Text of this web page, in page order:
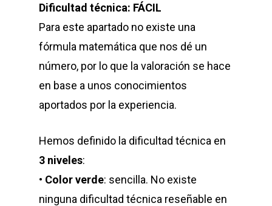
Dificultad técnica: FÁCIL
Para este apartado no existe una
fórmula matemática que nos dé un
número, por lo que la valoración se hace
en base a unos conocimientos
aportados por la experiencia.
Hemos definido la dificultad técnica en
3 niveles:
• Color verde: sencilla. No existe
ninguna dificultad técnica reseñable en